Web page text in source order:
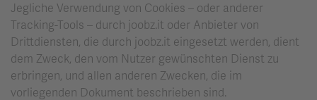
Jegliche Verwendung von Cookies – oder anderer
Tracking-Tools – durch joobz.it oder Anbieter von
Drittdiensten, die durch joobz.it eingesetzt werden, dient
dem Zweck, den vom Nutzer gewünschten Dienst zu
erbringen, und allen anderen Zwecken, die im
vorliegenden Dokument beschrieben sind.